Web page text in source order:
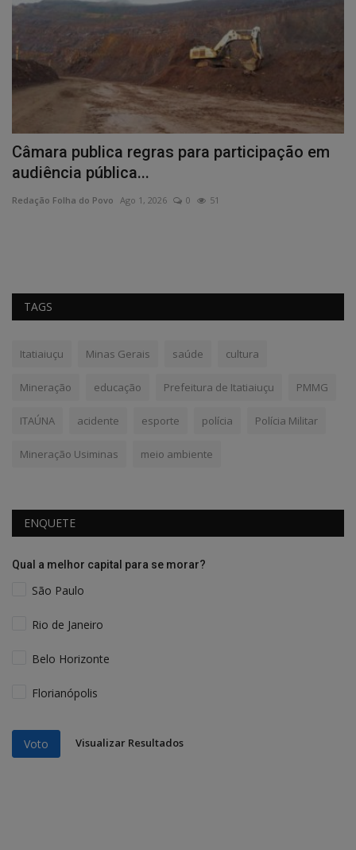
Câmara publica regras para participação em
audiência pública...
Redação Folha do Povo Ago 1, 2026 0 51
TAGS
Itatiaiuçu Minas Gerais saúde cultura
Mineração educação Prefeitura de Itatiaiuçu PMMG
ITAÚNA acidente esporte polícia Polícia Militar
Mineração Usiminas meio ambiente
ENQUETE
Qual a melhor capital para se morar?
São Paulo
Rio de Janeiro
Belo Horizonte
Florianópolis
Voto Visualizar Resultados